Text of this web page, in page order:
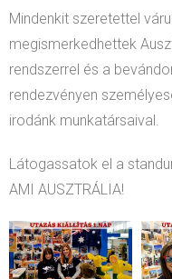
Mindenkit szeretettel
megismerkedhettek
rendszerrel és a
rendezvényen
irodánk munkatársaival.
Látogassatok el a
AMI AUSZTRÁLIA!